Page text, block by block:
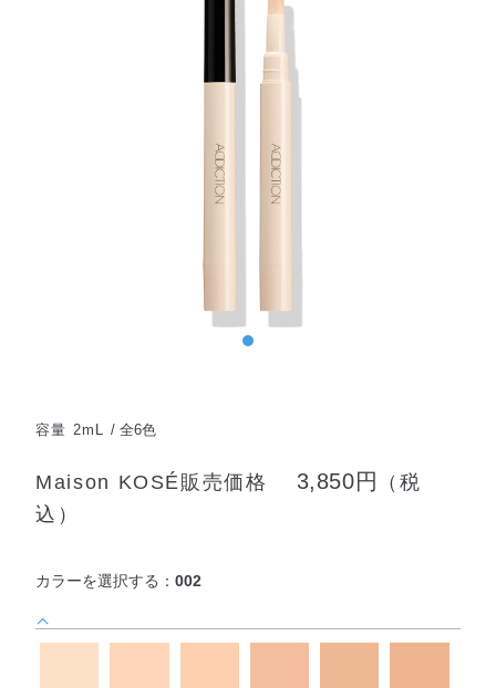
容量 2mL 全6色
Maison KOSÉ販売価格 3,850円
（税
込）
カラーを選択する：002